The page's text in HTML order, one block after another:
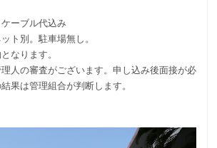
ーブル代込み
ト別。駐車場無し。
なります。
人の審査がございます。申し込み後面接が必
果は管理組合が判断します。